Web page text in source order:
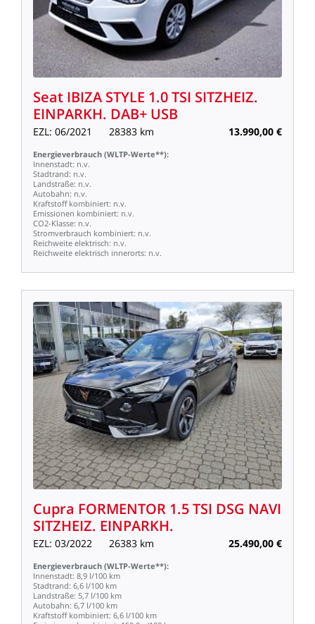
Seat IBIZA STYLE 1.0TSI SITZHEIZ.
EINPARKH. DAB+ USB
EZL: 06/2021 28383 km 13.990,00 €
Energieverbrauch (WLTP-Werte**):
Innenstadt: n.v.
Stadtrand: n.v.
Landstraße: n.v.
Autobahn: n.v.
Kraftstoff kombiniert: n.v.
Emissionen kombiniert: n.v.
CO2-Klasse: n.v.
Stromverbrauch kombiniert: n.v.
Reichweite elektrisch: n.v.
Reichweite elektrisch innerorts: n.v.
Cupra FORMENTOR 1.5TSI DSG NAVI
SITZHEIZ. EINPARKH.
EZL: 03/2022 26383 km 25.490,00 €
Energieverbrauch (WLTP-Werte**):
Innenstadt: 8,9 l/100 km
Stadtrand: 6,6 l/100 km
Landstraße: 5,7 l/100 km
Autobahn: 6,7 l/100 km
Kraftstoff kombiniert: 6,6 l/100 km